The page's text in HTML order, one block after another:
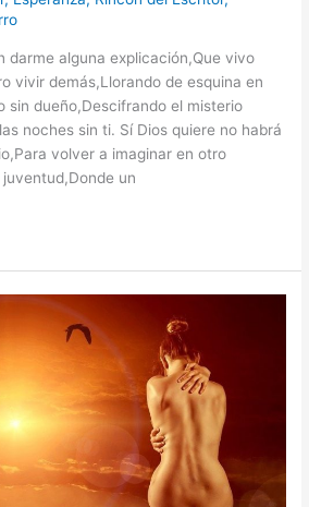
darme alguna explicación,Que vivo
vivir demás,Llorando de esquina en
sin dueño,Descifrando el misterio
noches sin ti. Sí Dios quiere no habrá
volver a imaginar en otro
un